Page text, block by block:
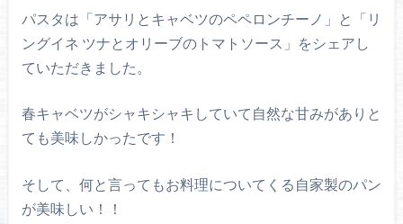
パスタは「アサリとキャベツのペペロンチーノ」と「リ
ングイネ ツナとオリーブのトマトソース」をシェアし
ていただきました。
春キャベツがシャキシャキしていて自然な甘みがありと
ても美味しかったです！
そして、何と言ってもお料理についてくる自家製のパン
が美味しい！！